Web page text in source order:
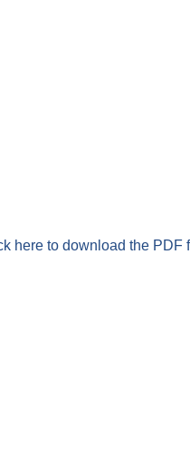
here to download the PDF